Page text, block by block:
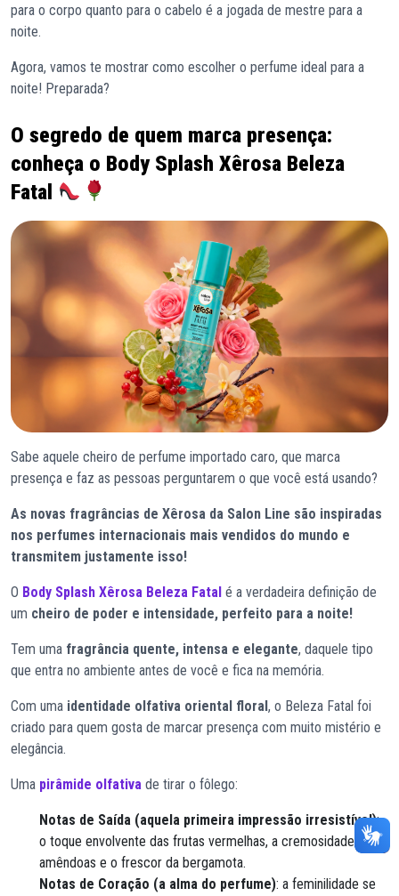
para o corpo quanto para o cabelo é a jogada de mestre para a
noite.
Agora, vamos te mostrar como escolher o perfume ideal para a
noite! Preparada?
O segredo de quem marca presença:
conheça o Body Splash Xêrosa Beleza
Fatal
Sabe aquele cheiro de perfume importado caro, que marca
presença e faz as pessoas perguntarem o que você está usando?
As novas fragrâncias de Xêrosa da Salon Line são inspiradas
nos perfumes internacionais mais vendidos do mundo e
transmitem justamente isso!
O Body Splash Xêrosa Beleza Fatal é a verdadeira definição de
um cheiro de poder e intensidade, perfeito para a noite!
Tem uma fragrância quente, intensa e elegante, daquele tipo
que entra no ambiente antes de você e fica na memória.
Com uma identidade olfativa oriental floral , o Beleza Fatal foi
criado para quem gosta de marcar presença com muito mistério e
elegância.
Uma pirâmide olfativa de tirar o fôlego:
Notas de Saída (aquela primeira impressão irresistível):
o toque envolvente das frutas vermelhas, a cremosidade das
amêndoas e o frescor da bergamota.
Notas de Coração (a alma do perfume): a feminilidade se